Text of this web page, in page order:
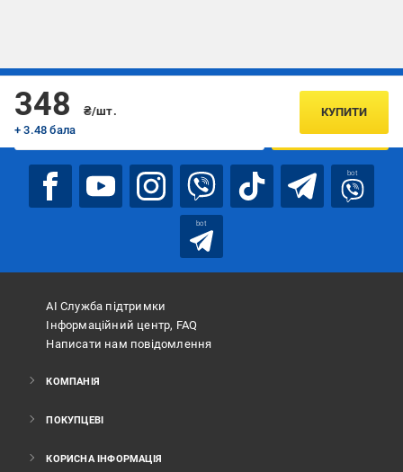
348
₴/шт.
+ 3.48 бала
КУПИТИ
Підписуйтесь, щоб дізнаватись першим про акції та пропозиції
ПІДПИСАТИСЯ
bot
bot
АІ Служба підтримки
Інформаційний центр, FAQ
Написати нам повідомлення
КОМПАНІЯ
ПОКУПЦЕВІ
КОРИСНА ІНФОРМАЦІЯ